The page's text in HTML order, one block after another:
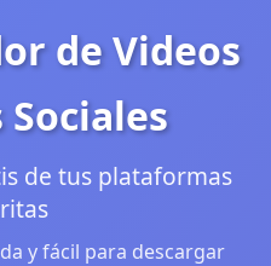
de Videos
Sociales
de tus plataformas
y fácil para descargar